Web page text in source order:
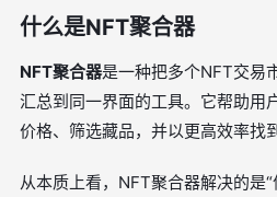
什么是NFT聚合器
NFT聚合器是一种把多个NFT交易
汇总到同一界面的工具。它帮助用
价格、筛选藏品，并以更高效率找
从本质上看，NFT聚合器解决的是“